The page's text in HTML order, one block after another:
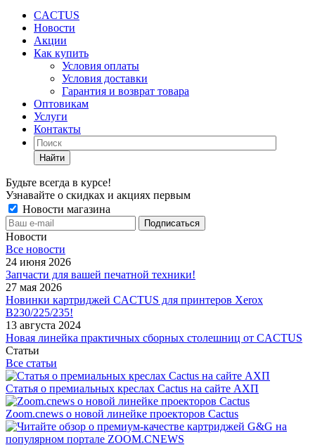
CACTUS
Новости
Акции
Как купить
Условия оплаты
Условия доставки
Гарантия и возврат товара
Оптовикам
Услуги
Контакты
Найти
Будьте всегда в курсе!
Узнавайте о скидках и акциях первым
Новости магазина
Новости
Все новости
24 июня 2026
Запчасти для вашей печатной техники!
27 мая 2026
Новинки картриджей CACTUS для принтеров Xerox
B230/225/235!
13 августа 2024
Новая линейка практичных сборных столешниц от CACTUS
Статьи
Все статьи
Статья о премиальных креслах Cactus на сайте АХП
Zoom.cnews о новой линейке проекторов Cactus